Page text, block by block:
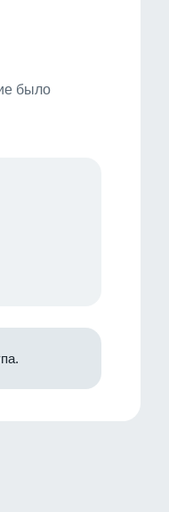
было